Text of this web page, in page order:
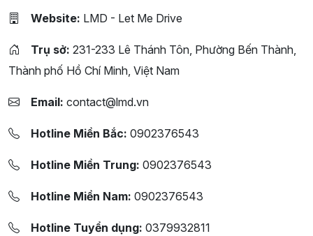
Website: LMD - Let Me Drive
Trụ sở: 231-233 Lê Thánh Tôn, Phường Bến Thành,
Thành phố Hồ Chí Minh, Việt Nam
Email: contact@lmd.vn
Hotline Miền Bắc: 0902376543
Hotline Miền Trung: 0902376543
Hotline Miền Nam: 0902376543
Hotline Tuyển dụng: 0379932811